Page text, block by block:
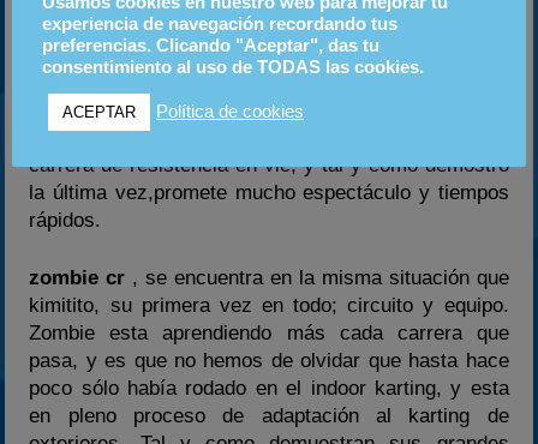
en las resistencias se crece, asi que se espera un
gran nivel por su parte!
Luichi, participo el pasado 30 de noviembre en una
prueba del open ,por lo que esta será su segunda
carrera de resistencia en vic; y tal y como demostró
la última vez,promete mucho espectáculo y tiempos
rápidos.
zombie cr , se encuentra en la misma situación que
kimitito, su primera vez en todo; circuito y equipo.
Zombie esta aprendiendo más cada carrera que
pasa, y es que no hemos de olvidar que hasta hace
poco sólo había rodado en el indoor karting, y esta
en pleno proceso de adaptación al karting de
experiencia de navegación recordando tus
preferencias. Clicando "Aceptar", das tu
consentimiento al uso de TODAS las cookies.
ACEPTAR Política de cookies